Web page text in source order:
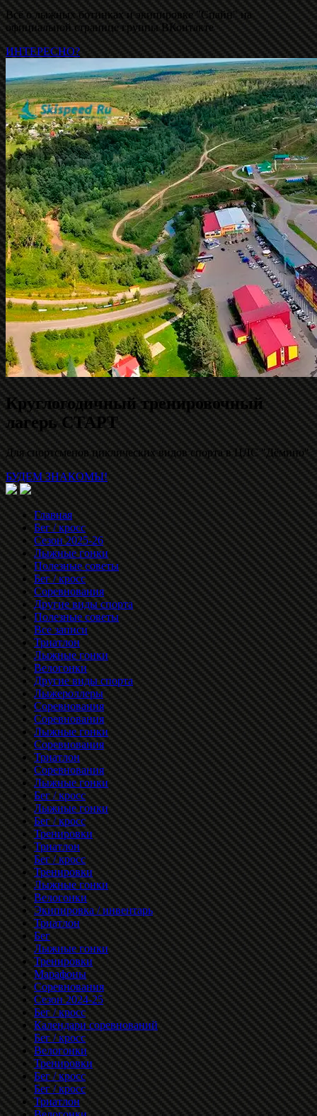
Всё о лыжных ботинках и экипировке "Спайн" на
официальной странице группы ВКонтакте
ИНТЕРЕСНО?
Круглогодичный тренировочный
лагерь СТАРТ
Для спортсменов циклических видов спорта в ЦЛС "Дёмино"
БУДЕМ ЗНАКОМЫ!
Главная
Бег / кросс
Сезон 2025-26
Лыжные гонки
Полезные советы
Бег / кросс
Соревнования
Другие виды спорта
Полезные советы
Все записи
Триатлон
Лыжные гонки
Велогонки
Другие виды спорта
Лыжероллеры
Соревнования
Соревнования
Лыжные гонки
Соревнования
Триатлон
Соревнования
Лыжные гонки
Бег / кросс
Лыжные гонки
Бег / кросс
Тренировки
Триатлон
Бег / кросс
Тренировки
Лыжные гонки
Велогонки
Экипировка / инвентарь
Триатлон
Бег
Лыжные гонки
Тренировки
Марафоны
Соревнования
Сезон 2024-25
Бег / кросс
Календари соревнований
Бег / кросс
Велогонки
Тренировки
Бег / кросс
Бег / кросс
Триатлон